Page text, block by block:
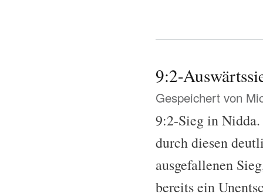
9:2-
Gespeichert von
9:2-Sieg in
durch diesen
ausgefallenen
bereits ein